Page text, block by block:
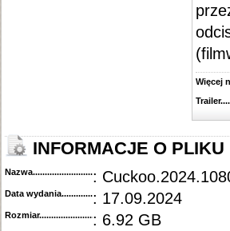
Więcej
INFORMACJE O PLIKU
Nazwa.............................................
:
Data wydania......................................
: 17.09.2024
Rozmiar...........................................
: 6.92 GB